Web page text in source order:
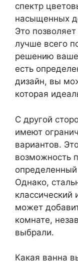
спектр
насыщенных
Это
лучше всего
решению
есть
дизайн, вы
которая
С другой
имеют
вариантов.
возможность
Однако,
классический
может
комнате,
выбрали.
Какая ванна